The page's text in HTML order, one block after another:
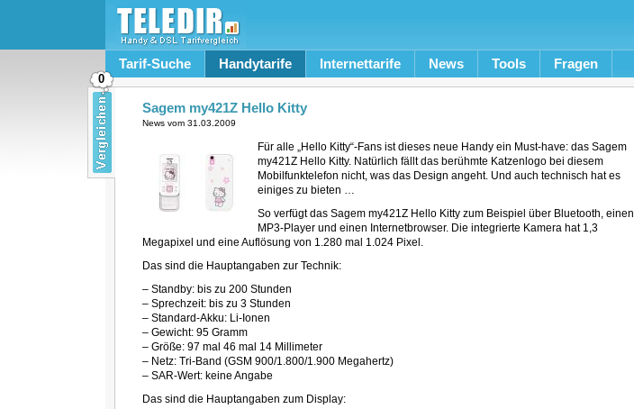
Tarif-Suche Handytarife Internettarife News Tools Fragen
Sagem my421Z Hello Kitty
News vom 31.03.2009
Für alle „Hello Kitty“-Fans ist dieses neue Handy ein Must-have: das Sagem
my421Z Hello Kitty. Natürlich fällt das berühmte Katzenlogo bei diesem
Mobilfunktelefon nicht, was das Design angeht. Und auch technisch hat es
einiges zu bieten …
So verfügt das Sagem my421Z Hello Kitty zum Beispiel über Bluetooth, einen
MP3-Player und einen Internetbrowser. Die integrierte Kamera hat 1,3
Megapixel und eine Auflösung von 1.280 mal 1.024 Pixel.
Das sind die Hauptangaben zur Technik:
– Standby: bis zu 200 Stunden
– Sprechzeit: bis zu 3 Stunden
– Standard-Akku: Li-Ionen
– Gewicht: 95 Gramm
– Größe: 97 mal 46 mal 14 Millimeter
– Netz: Tri-Band (GSM 900/1.800/1.900 Megahertz)
– SAR-Wert: keine Angabe
Das sind die Hauptangaben zum Display:
0